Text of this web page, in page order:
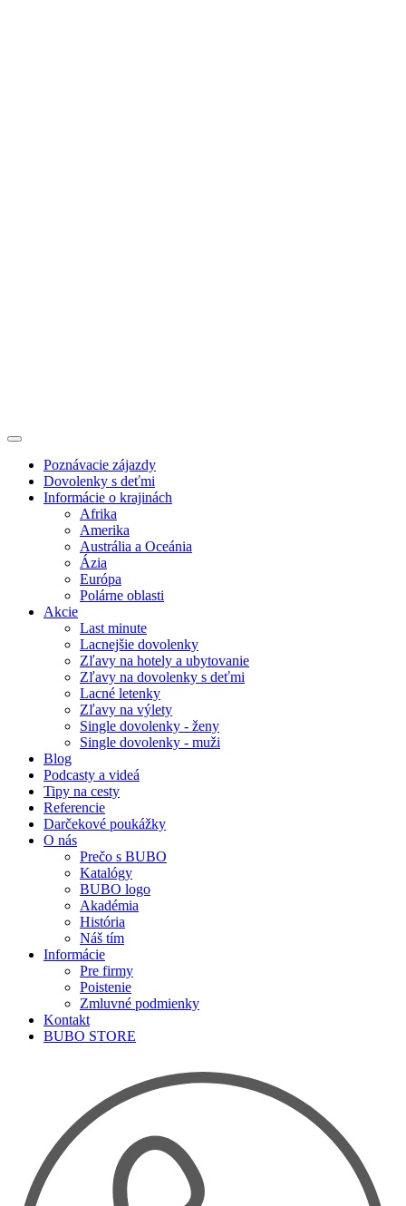
Poznávacie zájazdy
Dovolenky s deťmi
Informácie o krajinách
Afrika
Amerika
Austrália a Oceánia
Ázia
Európa
Polárne oblasti
Akcie
Last minute
Lacnejšie dovolenky
Zľavy na hotely a ubytovanie
Zľavy na dovolenky s deťmi
Lacné letenky
Zľavy na výlety
Single dovolenky - ženy
Single dovolenky - muži
Blog
Podcasty a videá
Tipy na cesty
Referencie
Darčekové poukážky
O nás
Prečo s BUBO
Katalógy
BUBO logo
Akadémia
História
Náš tím
Informácie
Pre firmy
Poistenie
Zmluvné podmienky
Kontakt
BUBO STORE